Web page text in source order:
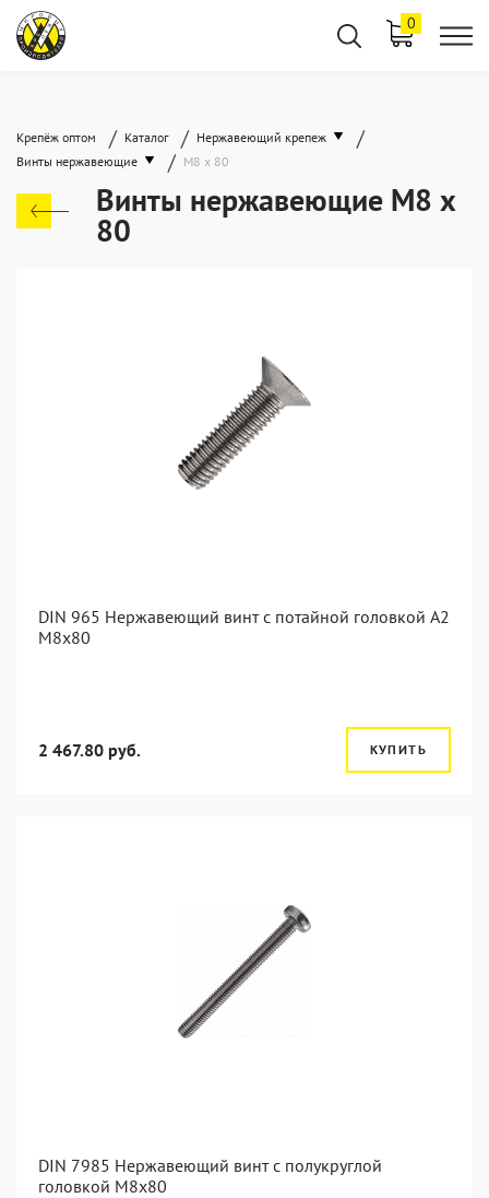
0
Крепёж оптом / Каталог / Нержавеющий крепеж /
Винты нержавеющие / М8 х 80
Винты нержавеющие М8 х
80
DIN 965 Нержавеющий винт с потайной головкой А2
М8x80
2 467.80 руб. КУПИТЬ
DIN 7985 Нержавеющий винт с полукруглой
головкой М8х80